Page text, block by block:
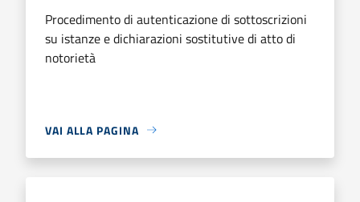
Procedimento di autenticazione di sottoscrizioni
su istanze e dichiarazioni sostitutive di atto di
notorietà
VAI ALLA PAGINA